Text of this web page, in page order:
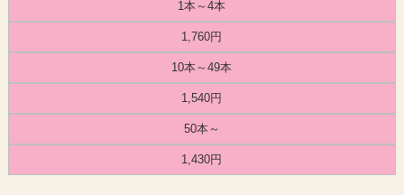
1本～4本
1,760円
10本～49本
1,540円
50本～
1,430円